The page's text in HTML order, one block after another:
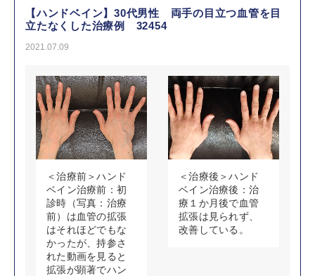
【ハンドベイン】30代男性 両手の目立つ血管を目
立たなくした治療例 32454
2021.07.09
＜治療前＞ハンド
ベイン治療前：初
診時（写真：治療
前）は血管の拡張
はそれほどでもな
かったが、持参さ
れた動画を見ると
拡張が顕著でハン
＜治療後＞ハンド
ベイン治療後：治
療１か月後で血管
拡張は見られず、
改善している。